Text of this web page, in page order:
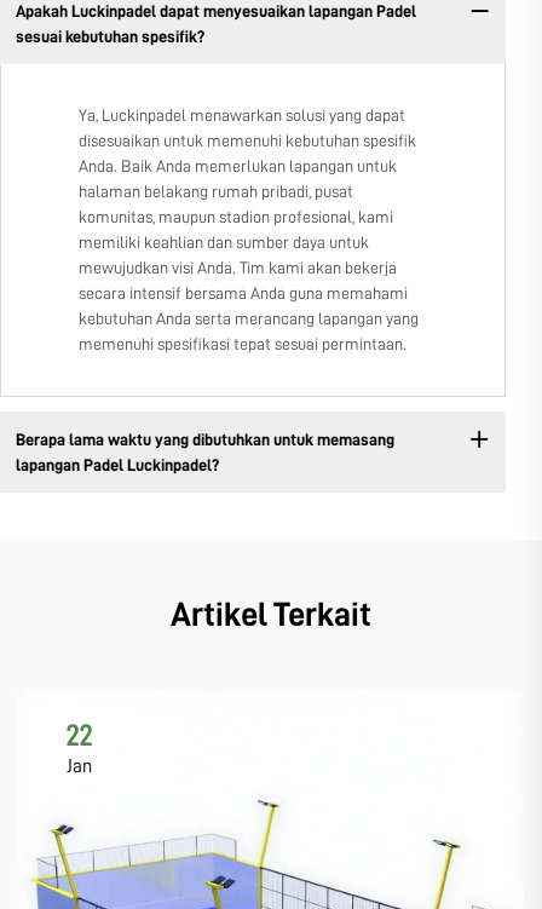
Apakah Luckinpadel dapat menyesuaikan lapangan Padel
sesuai kebutuhan spesifik?
Ya, Luckinpadel menawarkan solusi yang dapat
disesuaikan untuk memenuhi kebutuhan spesifik
Anda. Baik Anda memerlukan lapangan untuk
halaman belakang rumah pribadi, pusat
komunitas, maupun stadion profesional, kami
memiliki keahlian dan sumber daya untuk
mewujudkan visi Anda. Tim kami akan bekerja
secara intensif bersama Anda guna memahami
kebutuhan Anda serta merancang lapangan yang
memenuhi spesifikasi tepat sesuai permintaan.
Berapa lama waktu yang dibutuhkan untuk memasang
lapangan Padel Luckinpadel?
Artikel Terkait
22
Jan